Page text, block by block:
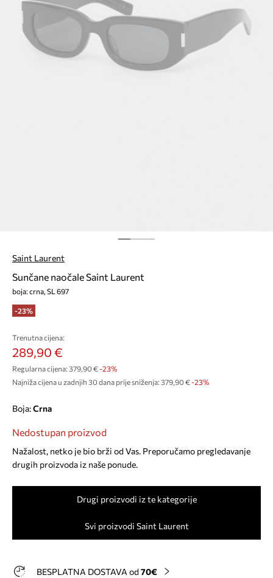
Saint Laurent
Sunčane naočale Saint Laurent
boja: crna, SL 697
-23%
Trenutna cijena:
289,90 €
Regularna cijena: 379,90 €-23%
Najniža cijena u zadnjih 30 dana prije sniženja: 379,90 € -23%
Boja: crna
Nedostupan proizvod
Nažalost, netko je bio brži od Vas. Preporučamo pregledavanje
drugih proizvoda iz naše ponude.
Drugi proizvodi iz te kategorije
Svi proizvodi Saint Laurent
BESPLATNA DOSTAVA od 70€